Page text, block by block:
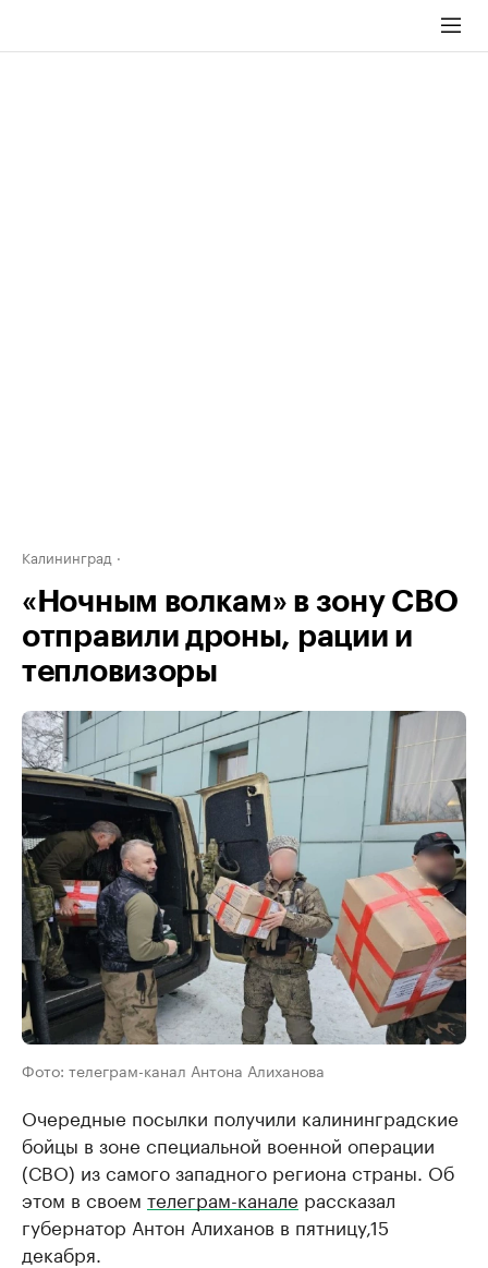
Калининград
«Ночным волкам» в зону СВО
отправили дроны, рации и
тепловизоры
Фото: телеграм-канал Антона Алиханова
Очередные посылки получили калининградские
бойцы в зоне специальной военной операции
(СВО) из самого западного региона страны. Об
этом в своем телеграм-канале рассказал
губернатор Антон Алиханов в пятницу,15
декабря.